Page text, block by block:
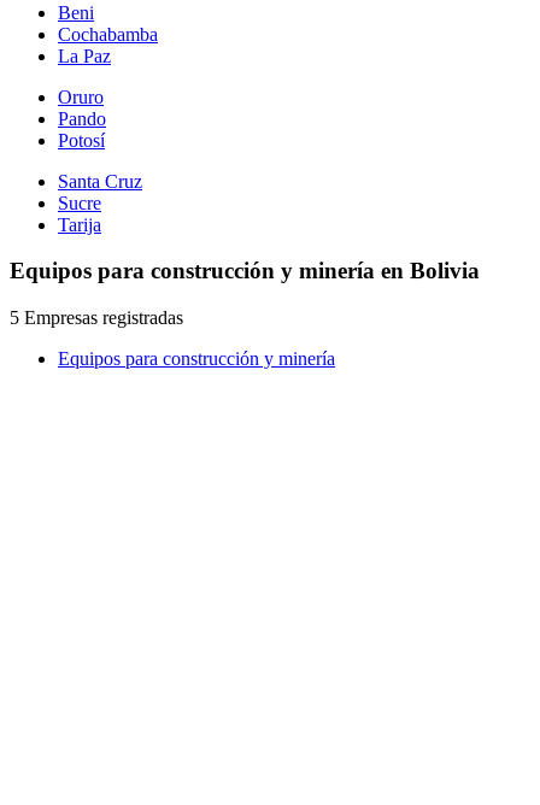
Beni
Cochabamba
La Paz
Oruro
Pando
Potosí
Santa Cruz
Sucre
Tarija
Equipos para construcción y minería en Bolivia
5 Empresas registradas
Equipos para construcción y minería